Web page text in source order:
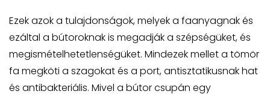
Ezek azok a tulajdonságok, melyek a faanyagnak és
ezáltal a bútoroknak is megadják a szépségüket, és
megismételhetetlenségüket. Mindezek mellet a tömör
fa megköti a szagokat és a port, antisztatikusnak hat
és antibakteriális. Mivel a bútor csupán egy